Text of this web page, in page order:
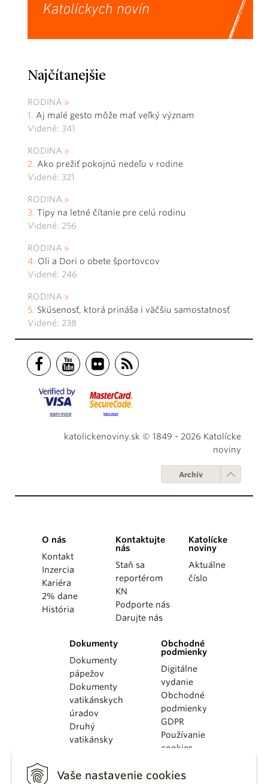
Vaše nastavenie cookies
Najčítanejšie
RODINA
Aj malé gesto môže mať veľký význam
Videné: 341
RODINA
Ako prežiť pokojnú nedeľu v rodine
Videné: 321
RODINA
Tipy na letné čítanie pre celú rodinu
Videné: 256
RODINA
Oli a Dori o obete športovcov
Videné: 246
RODINA
Skúsenosť, ktorá prináša i väčšiu samostatnosť
Videné: 238
katolickenoviny.sk © 1849 - 2026 Katolícke
noviny
Archív
O nás
Kontakt
Inzercia
Kariéra
2% dane
História
Kontaktujte
nás
Staň sa
reportérom
KN
Podporte nás
Darujte nás
Katolícke
noviny
Aktuálne
číslo
Dokumenty
Dokumenty
pápežov
Dokumenty
vatikánskych
úradov
Druhý
vatikánsky
KBS
Obchodné
podmienky
Digitálne
vydanie
Obchodné
podmienky
GDPR
Používanie
cookies